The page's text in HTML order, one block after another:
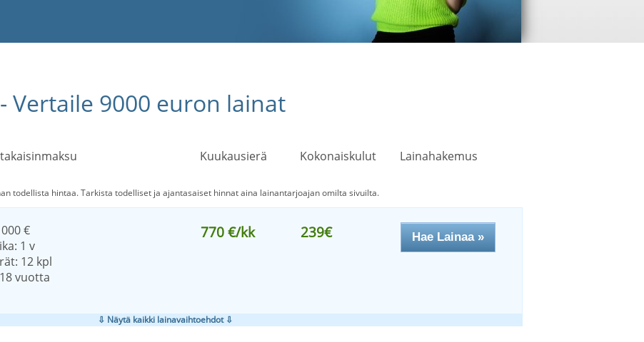
Vertaile 9000 euron lainat
Kuukausierä Kokonaiskulut Lainahakemus
todellista hintaa. Tarkista todelliset ja ajantasaiset hinnat aina lainantarjoajan omilta sivuilta.
€
1 v
12 kpl
vuotta
770 €/kk 239€ Hae Lainaa »
⇩ Näytä kaikki lainavaihtoehdot ⇩